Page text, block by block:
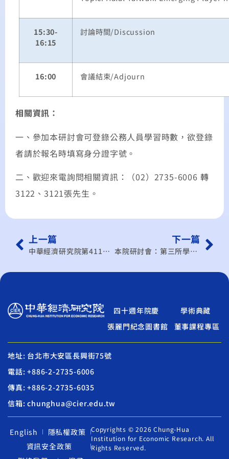
15:30-
16:15
討論時間/Discussion
16:00 會議結束/Adjourn
相關資訊：
一、 參加本研討會可登錄公務人員學習時數，欲登錄
者請於報名時填寫身分證字號。
二、歡迎來電詢問相關資訊：（02） 2735-6006 轉
3122 、3121張先生。
上一篇
中華經濟研究院第411次一般經濟研討會
下一篇
本院研討會：第三所學術研討會
四十週年院慶
學術典藏
張麗門紀念圖書館
董事課程專區
地址: 台北市大安區長興街75號
電話: +886-2-2735-6006
傳真: +886-2-2735-6035
信箱: chunghua@cier.edu.tw
English
隱私權政策
資訊安全政策
Copyrights © 2026 Chung-Hua
Institution for Economic Research. All
Rights Reserved.